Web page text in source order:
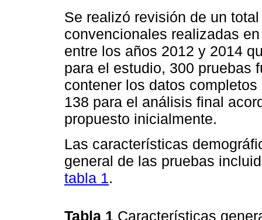
Se realizó revisión de un
convencionales realizadas
entre los años 2012 y 2014
para el estudio, 300 pruebas
contener los datos
138 para el análisis final
propuesto inicialmente.
Las características
general de las pruebas
tabla 1.
Tabla 1 Características